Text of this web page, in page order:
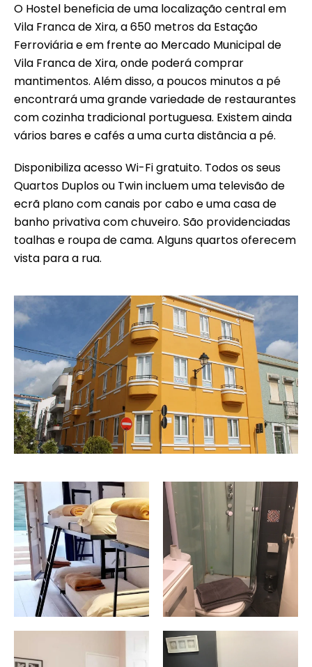
O Hostel beneficia de uma localização central em
Vila Franca de Xira, a 650 metros da Estação
Ferroviária e em frente ao Mercado Municipal de
Vila Franca de Xira, onde poderá comprar
mantimentos. Além disso, a poucos minutos a pé
encontrará uma grande variedade de restaurantes
com cozinha tradicional portuguesa. Existem ainda
vários bares e cafés a uma curta distância a pé.
Disponibiliza acesso Wi-Fi gratuito. Todos os seus
Quartos Duplos ou Twin incluem uma televisão de
ecrã plano com canais por cabo e uma casa de
banho privativa com chuveiro. São providenciadas
toalhas e roupa de cama. Alguns quartos oferecem
vista para a rua.